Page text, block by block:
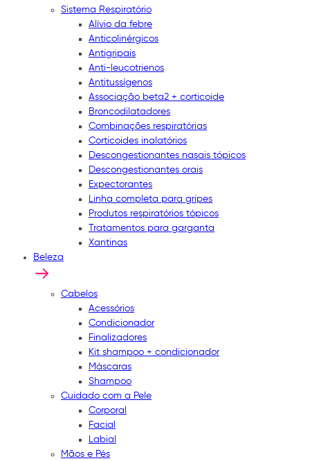
Sistema Respiratório
Alívio da febre
Anticolinérgicos
Antigripais
Anti-leucotrienos
Antitussígenos
Associação beta2 + corticoide
Broncodilatadores
Combinações respiratórias
Corticoides inalatórios
Descongestionantes nasais tópicos
Descongestionantes orais
Expectorantes
Linha completa para gripes
Produtos respiratórios tópicos
Tratamentos para garganta
Xantinas
Beleza
Cabelos
Acessórios
Condicionador
Finalizadores
Kit shampoo + condicionador
Máscaras
Shampoo
Cuidado com a Pele
Corporal
Facial
Labial
Mãos e Pés